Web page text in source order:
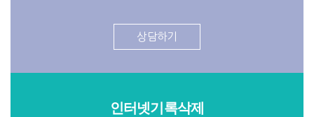
상담하기
인터넷기록삭제